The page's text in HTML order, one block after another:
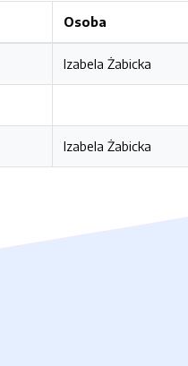
Osoba
Izabela Żabicka
Izabela Żabicka